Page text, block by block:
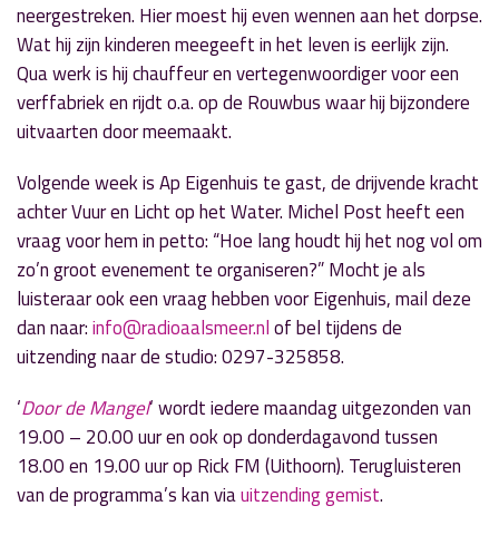
neergestreken. Hier moest hij even wennen aan het dorpse.
Wat hij zijn kinderen meegeeft in het leven is eerlijk zijn.
Qua werk is hij chauffeur en vertegenwoordiger voor een
verffabriek en rijdt o.a. op de Rouwbus waar hij bijzondere
uitvaarten door meemaakt.
Volgende week is Ap Eigenhuis te gast, de drijvende kracht
achter Vuur en Licht op het Water. Michel Post heeft een
vraag voor hem in petto: “Hoe lang houdt hij het nog vol om
zo’n groot evenement te organiseren?” Mocht je als
luisteraar ook een vraag hebben voor Eigenhuis, mail deze
dan naar:info@radioaalsmeer.nlof bel tijdens de
uitzending naar de studio: 0297-325858.
‘Door de Mangel‘ wordt iedere maandag uitgezonden van
19.00 – 20.00 uur en ook op donderdagavond tussen
18.00 en 19.00 uur op Rick FM (Uithoorn). Terugluisteren
van de programma’s kan viauitzending gemist.